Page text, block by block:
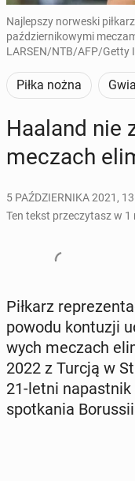
Najlepszy norweski
październikowymi
LARSEN/NTB/AFP/Getty
Piłka nożna
Haaland nie
meczach
5 PAŹDZIERNIKA 2021,
Ten tekst przeczytasz w 1
Piłkarz
powodu kon­tu­zji
wych meczach
2022 z Turcją w
21-letni
spo­tka­nia